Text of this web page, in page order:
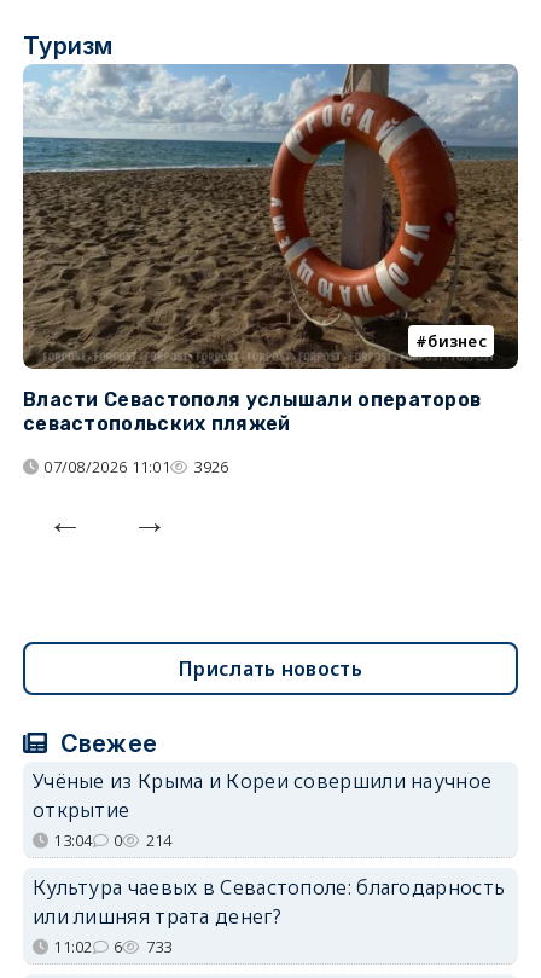
Туризм
бизнес
Власти Севастополя услышали операторов
севастопольских пляжей
07/08/2026 11:01 3926
Прислать новость
Свежее
Учёные из Крыма и Кореи совершили научное
открытие
13:04 0 214
Культура чаевых в Севастополе: благодарность
или лишняя трата денег?
11:02 6 733